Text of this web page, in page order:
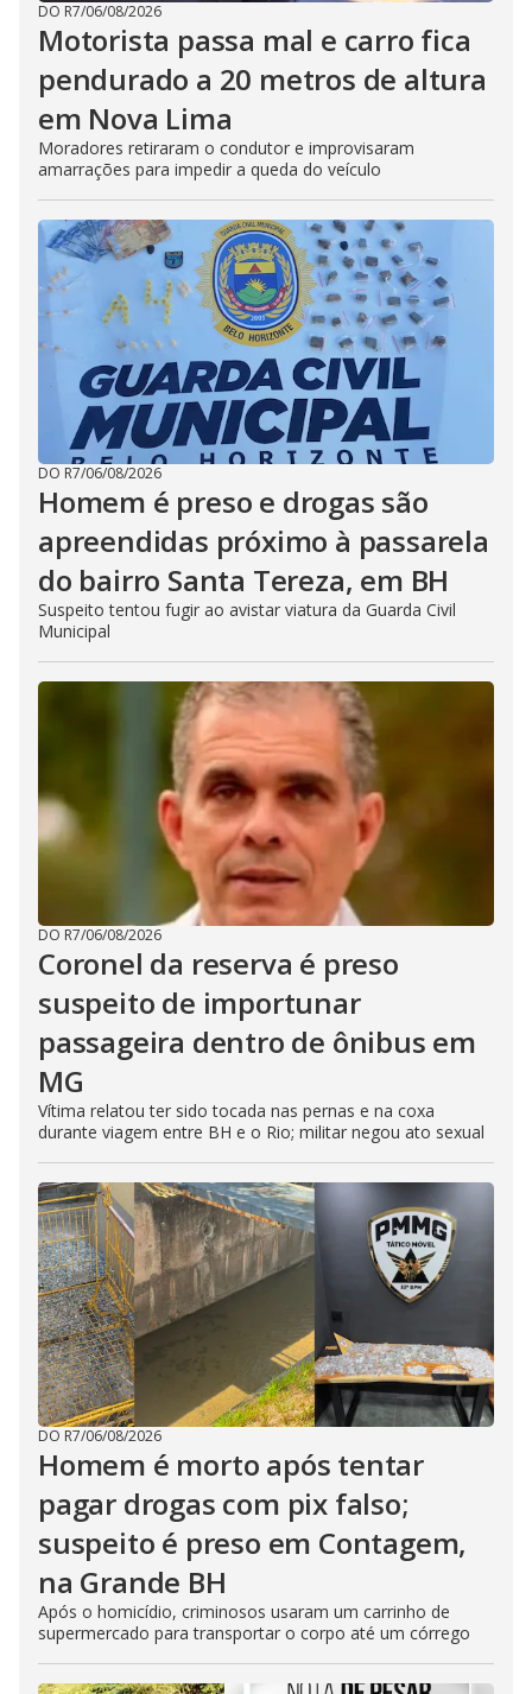
DO R7/06/08/2026
Motorista passa mal e carro fica
pendurado a 20 metros de altura
em Nova Lima
Moradores retiraram o condutor e improvisaram
amarrações para impedir a queda do veículo
DO R7/06/08/2026
Homem é preso e drogas são
apreendidas próximo à passarela
do bairro Santa Tereza, em BH
Suspeito tentou fugir ao avistar viatura da Guarda Civil
Municipal
DO R7/06/08/2026
Coronel da reserva é preso
suspeito de importunar
passageira dentro de ônibus em
MG
Vítima relatou ter sido tocada nas pernas e na coxa
durante viagem entre BH e o Rio; militar negou ato sexual
DO R7/06/08/2026
Homem é morto após tentar
pagar drogas com pix falso;
suspeito é preso em Contagem,
na Grande BH
Após o homicídio, criminosos usaram um carrinho de
supermercado para transportar o corpo até um córrego